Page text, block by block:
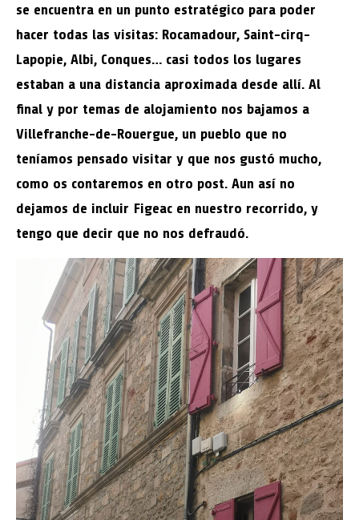
se encuentra en un punto estratégico para poder
hacer todas las visitas: Rocamadour, Saint-cirq-
Lapopie, Albi, Conques… casi todos los lugares
estaban a una distancia aproximada desde allí. Al
final y por temas de alojamiento nos bajamos a
Villefranche-de-Rouergue, un pueblo que no
teníamos pensado visitar y que nos gustó mucho,
como os contaremos en otro post. Aun así no
dejamos de incluir Figeac en nuestro recorrido, y
tengo que decir que no nos defraudó.